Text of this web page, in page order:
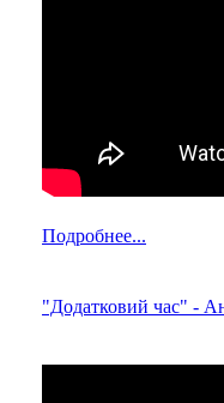
Подробнее...
"Додатковий час" -